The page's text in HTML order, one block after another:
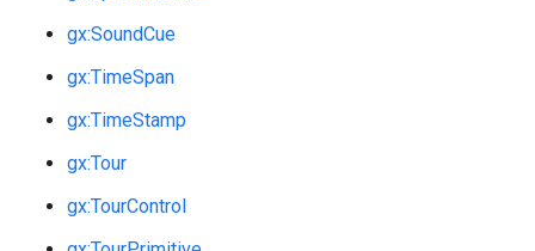
gx:SoundCue
gx:TimeSpan
gx:TimeStamp
gx:Tour
gx:TourControl